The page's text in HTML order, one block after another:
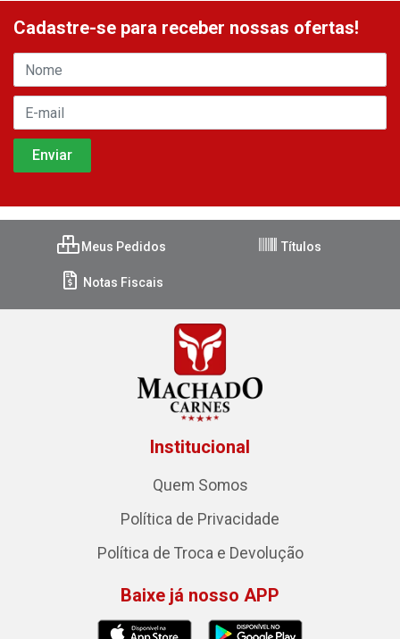
Cadastre-se para receber nossas ofertas!
Meus Pedidos Títulos
Notas Fiscais
Institucional
Quem Somos
Política de Privacidade
Política de Troca e Devolução
Baixe já nosso APP